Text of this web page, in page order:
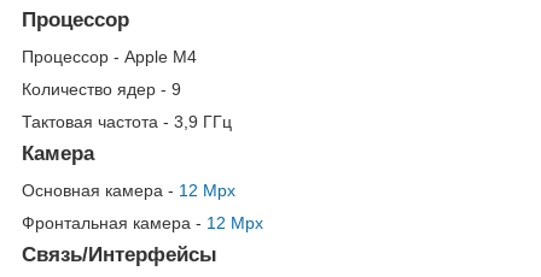
Процессор
Процессор - Apple M4
Количество ядер - 9
Тактовая частота - 3,9 ГГц
Камера
Основная камера - 12 Mpx
Фронтальная камера - 12 Mpx
Связь/Интерфейсы